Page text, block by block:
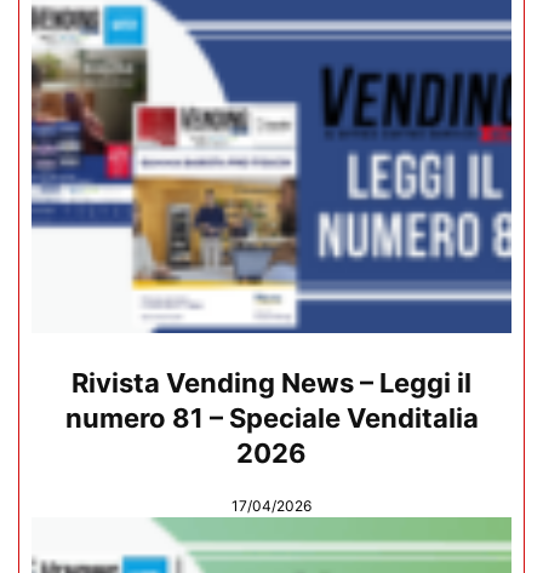
Rivista Vending News – Leggi il
numero 81 – Speciale Venditalia
2026
17/04/2026